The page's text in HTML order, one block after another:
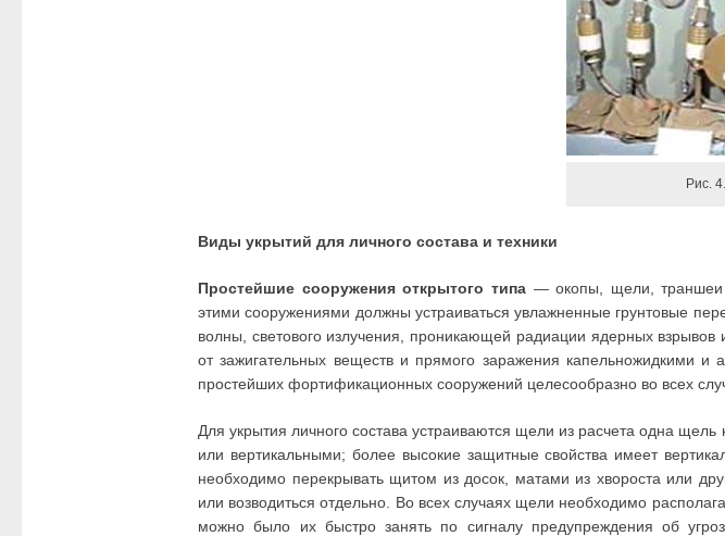
Рис.
Виды укрытий для личного состава и техники
Простейшие сооружения открытого типа— окопы, щели, траншеи
этими сооружениями должны устраиваться увлажненные грунтовые
волны, светового излучения, проникающей радиации ядерных
от зажигательных веществ и прямого заражения капельножидкими
простейших фортификационных сооружений целесообразно во всех
Для укрытия личного состава устраиваются щели из расчета одна
или вертикальными; более высокие защитные свойства имеет
необходимо перекрывать щитом из досок, матами из хвороста или
или возводиться отдельно. Во всех случаях щели необходимо
можно было их быстро занять по сигналу предупреждения об